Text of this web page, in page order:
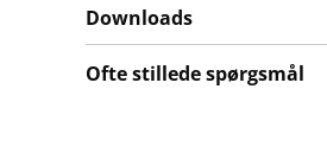
Downloads
Ofte stillede spørgsmål